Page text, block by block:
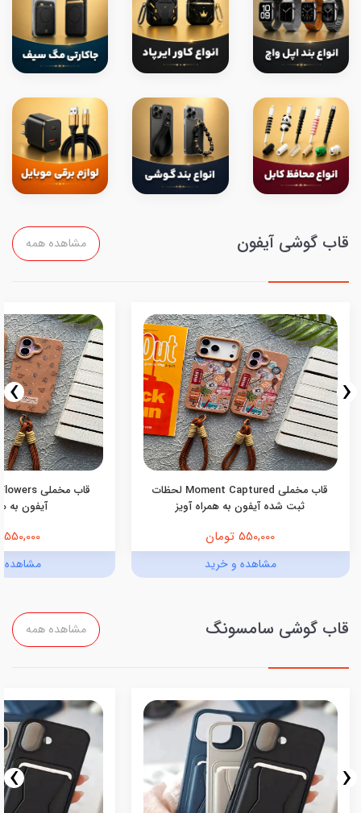
قاب گوشی آیفون مشاهده همه
قاب مخملی Moment Captured لحظات
ثبت شده آیفون به همراه آویز
550,000 تومان
مشاهده و خرید
آیفون به
550,000 تومان
مشاهده
‹
›
قاب گوشی سامسونگ مشاهده همه
‹
›